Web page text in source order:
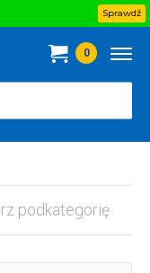
Sprawdź
0
podkategorię